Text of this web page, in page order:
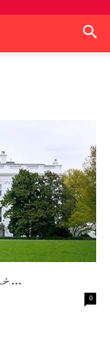
خامنہ ای کی دھمکیوں سے ہم...
0